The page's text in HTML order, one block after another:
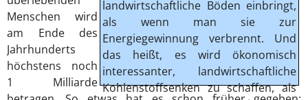
landwirtschaftliche Böden einbringt,
als wenn man sie zur
Energiegewinnung verbrennt. Und
das heißt, es wird ökonomisch
interessanter, landwirtschaftliche
Kohlenstoffsenken zu schaffen, als
Menschen wird
am Ende des
Jahrhunderts
höchstens noch
1 Milliarde